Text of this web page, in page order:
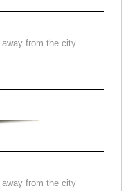
from the city
from the city